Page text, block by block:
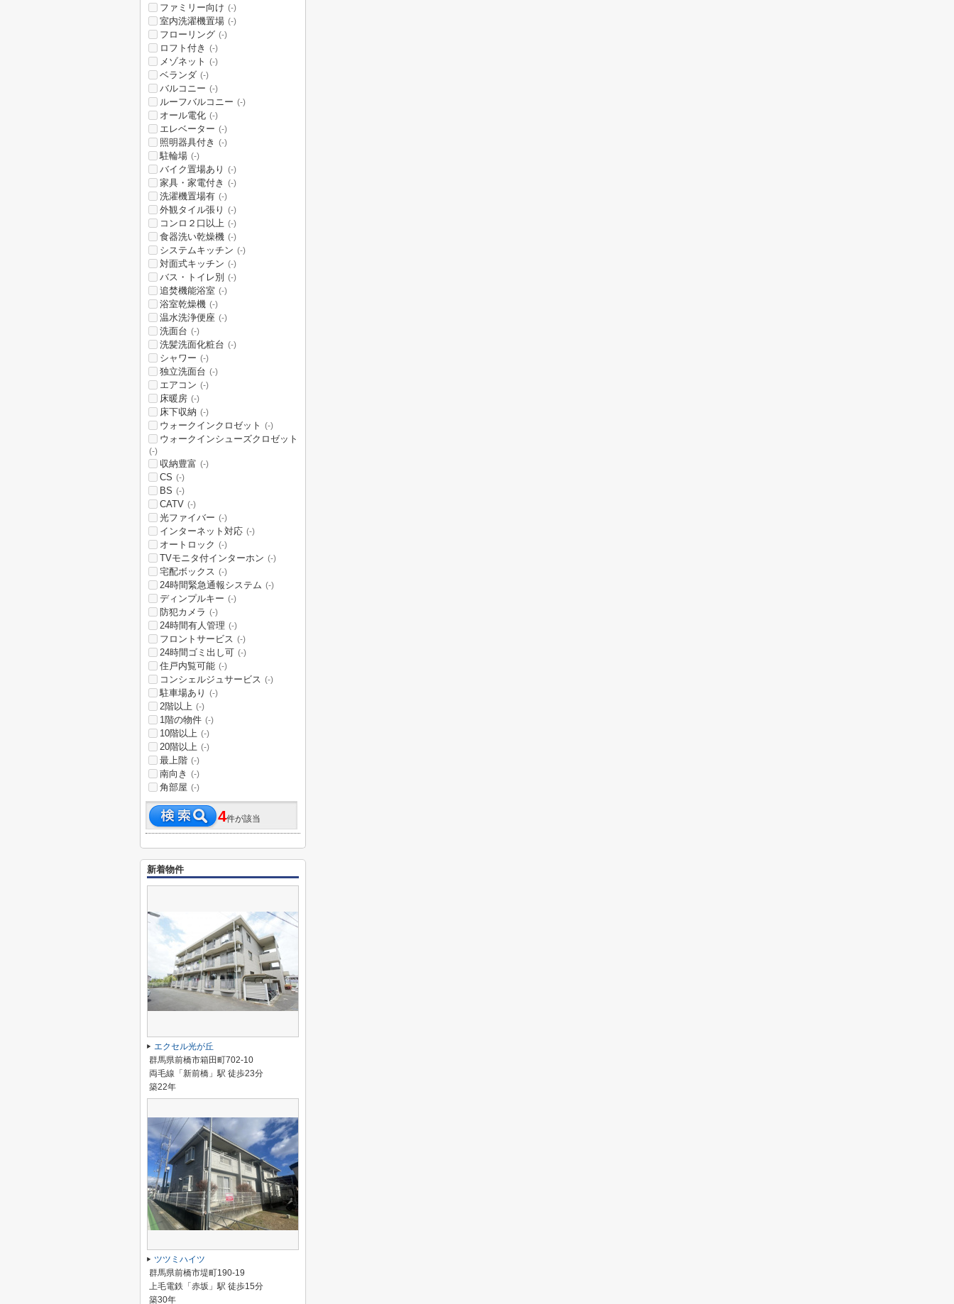
ファミリー向け (-)
室内洗濯機置場 (-)
フローリング (-)
ロフト付き (-)
メゾネット (-)
ベランダ (-)
バルコニー (-)
ルーフバルコニー (-)
オール電化 (-)
エレベーター (-)
照明器具付き (-)
駐輪場 (-)
バイク置場あり (-)
家具・家電付き (-)
洗濯機置場有 (-)
外観タイル張り (-)
コンロ２口以上 (-)
食器洗い乾燥機 (-)
システムキッチン (-)
対面式キッチン (-)
バス・トイレ別 (-)
追焚機能浴室 (-)
浴室乾燥機 (-)
温水洗浄便座 (-)
洗面台 (-)
洗髪洗面化粧台 (-)
シャワー (-)
独立洗面台 (-)
エアコン (-)
床暖房 (-)
床下収納 (-)
ウォークインクロゼット (-)
ウォークインシューズクロゼット
(-)
収納豊富 (-)
CS (-)
BS (-)
CATV (-)
光ファイバー (-)
インターネット対応 (-)
オートロック (-)
TVモニタ付インターホン (-)
宅配ボックス (-)
24時間緊急通報システム (-)
ディンプルキー (-)
防犯カメラ (-)
24時間有人管理 (-)
フロントサービス (-)
24時間ゴミ出し可 (-)
住戸内覧可能 (-)
コンシェルジュサービス (-)
駐車場あり (-)
2階以上 (-)
1階の物件 (-)
10階以上 (-)
20階以上 (-)
最上階 (-)
南向き (-)
角部屋 (-)
4件が該当
新着物件
エクセル光が丘
群馬県前橋市箱田町702-10
両毛線「新前橋」駅 徒歩23分
築22年
ツツミハイツ
群馬県前橋市堤町190-19
上毛電鉄「赤坂」駅 徒歩15分
築30年